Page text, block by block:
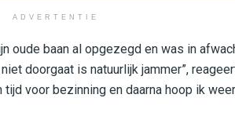
ADVERTENTIE
oude baan al opgezegd en was in
doorgaat is natuurlijk jammer”,
voor bezinning en daarna hoop ik